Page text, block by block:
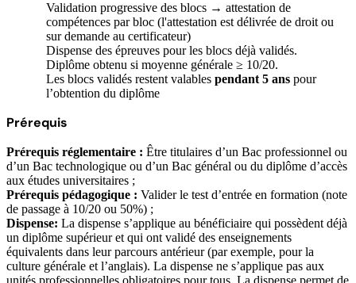
Validation progressive des blocs → attestation de
compétences par bloc (l'attestation est délivrée de droit ou
sur demande au certificateur)
Dispense des épreuves pour les blocs déjà validés.
Diplôme obtenu si moyenne générale ≥ 10/20.
Les blocs validés restent valables pendant 5 ans pour
l’obtention du diplôme
Prérequis
Prérequis réglementaire : Être titulaires d’un Bac professionnel ou
d’un Bac technologique ou d’un Bac général ou du diplôme d’accès
aux études universitaires ;
Prérequis pédagogique : Valider le test d’entrée en formation (note
de passage à 10/20 ou 50%) ;
Dispense: La dispense s’applique au bénéficiaire qui possèdent déjà
un diplôme supérieur et qui ont validé des enseignements
équivalents dans leur parcours antérieur (par exemple, pour la
culture générale et l’anglais). La dispense ne s’applique pas aux